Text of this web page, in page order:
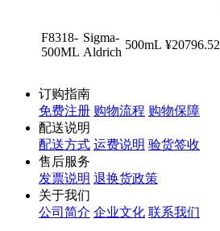
F8318-
500ML
Sigma-
Aldrich
500mL ¥20796.52
订购指南
免费注册 购物流程 购物保障
配送说明
配送方式 运费说明 验货签收
售后服务
发票说明 退换货政策
关于我们
公司简介 企业文化 联系我们